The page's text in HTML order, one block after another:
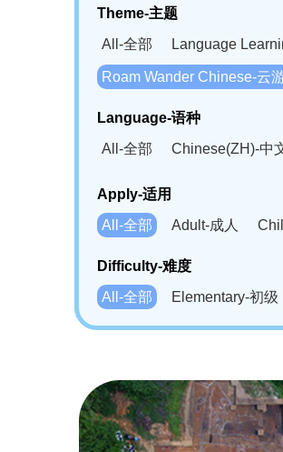
Theme-主题
All-全部
Language
Roam Wander Chinese-云
Language-语种
All-全部
Chinese(ZH)-中
Bahasa Melayu(MS)-马来语
Swahili(SW)-斯瓦西里语
Apply-适用
All-全部
Adult-成人
Difficulty-难度
All-全部
Elementary-初级